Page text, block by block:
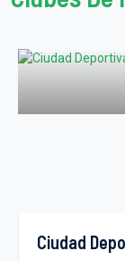
Ciudad